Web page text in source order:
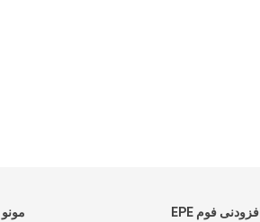
افزودنی فوم EPE